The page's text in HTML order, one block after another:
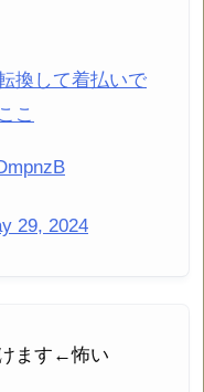
換して着払いで
こ
29, 2024
ます←怖い